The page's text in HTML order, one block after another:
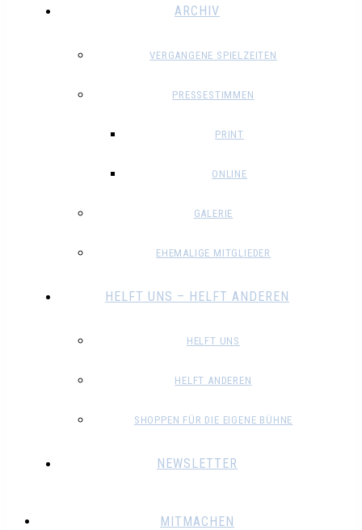
ARCHIV
VERGANGENE SPIELZEITEN
PRESSESTIMMEN
PRINT
ONLINE
GALERIE
EHEMALIGE MITGLIEDER
HELFT UNS – HELFT ANDEREN
HELFT UNS
HELFT ANDEREN
SHOPPEN FÜR DIE EIGENE BÜHNE
NEWSLETTER
MITMACHEN